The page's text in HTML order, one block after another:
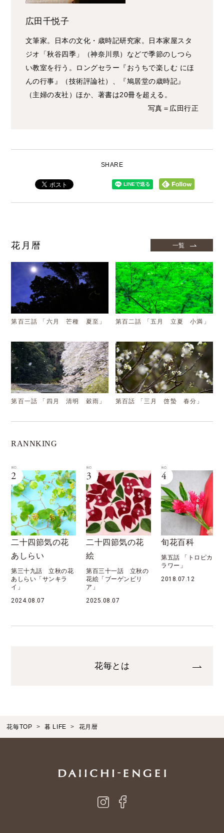
広田千悦子
文筆家。日本の文化・歳時記研究家。日本家屋スタ
ジオ「秋谷四季」（神奈川県）などで季節のしつら
い教室を行う。ロングセラー『おうちで楽しむ にほ
んの行事』（技術評論社）、『鳩居堂の歳時記』
（主婦の友社）ほか、著書は20冊を超える。
写真＝広田行正
SHARE
花月暦 一覧
第百三話 「六月 芒種 夏至」 第百二話 「五月 立夏 小満」
第百一話 「四月 清明 穀雨」 第百話 「三月 啓蟄 春分」
RANNKING
二十四節気の花
絵
第百三十一話 立秋の
花絵「ブーゲンビリ
ア」
2025.08.07
旬花百科
第五話 「トロピカルフ
2018.07.12
花月暦
第六十九話 「八月
秋 処暑」
2022.08.07
花毎とは
花毎TOP 暮 LIFE 花月暦